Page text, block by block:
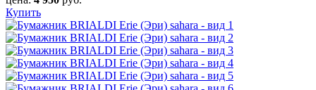
Купить